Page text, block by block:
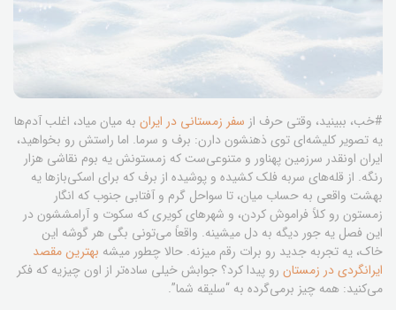
#خب، ببینید، وقتی حرف از سفر زمستانی در ایران به میان میاد، اغلب آدم‌ها
یه تصویر کلیشه‌ای توی ذهنشون دارن: برف و سرما. اما راستش رو بخواهید،
ایران اونقدر سرزمین پهناور و متنوعی‌ست که زمستونش یه بوم نقاشی هزار
رنگه. از قله‌های سربه فلک کشیده و پوشیده از برف که برای اسکی‌بازها یه
بهشت واقعی به حساب میان، تا سواحل گرم و آفتابی جنوب که انگار
زمستون رو کلاً فراموش کردن، و شهرهای کویری که سکوت و آرامششون در
این فصل یه جور دیگه به دل میشینه. واقعاً می‌تونی بگی هر گوشه این
خاک، یه تجربه جدید رو برات رقم میزنه. حالا چطور میشه بهترین مقصد
ایرانگردی در زمستان رو پیدا کرد؟ جوابش خیلی ساده‌تر از اون چیزیه که فکر
می‌کنید: همه چیز برمی‌گرده به “سلیقه شما”.